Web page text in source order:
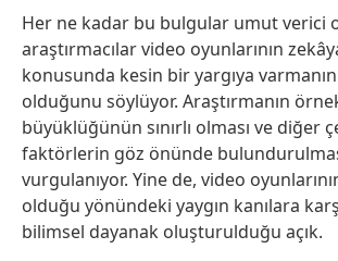
Her ne kadar bu bulgular umut verici
araştırmacılar video oyunlarının
konusunda kesin bir yargıya
olduğunu söylüyor. Araştırmanın
büyüklüğünün sınırlı olması ve diğer
faktörlerin göz önünde
vurgulanıyor. Yine de, video
olduğu yönündeki yaygın kanılara
bilimsel dayanak oluşturulduğu açık.